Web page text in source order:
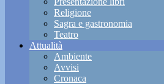
Religione
Sagra e gastronomia
Teatro
Attualità
Ambiente
Avvisi
Cronaca